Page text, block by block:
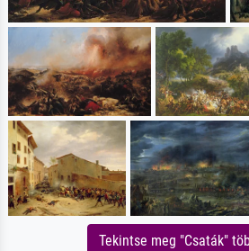
Tekintse meg "Csaták"